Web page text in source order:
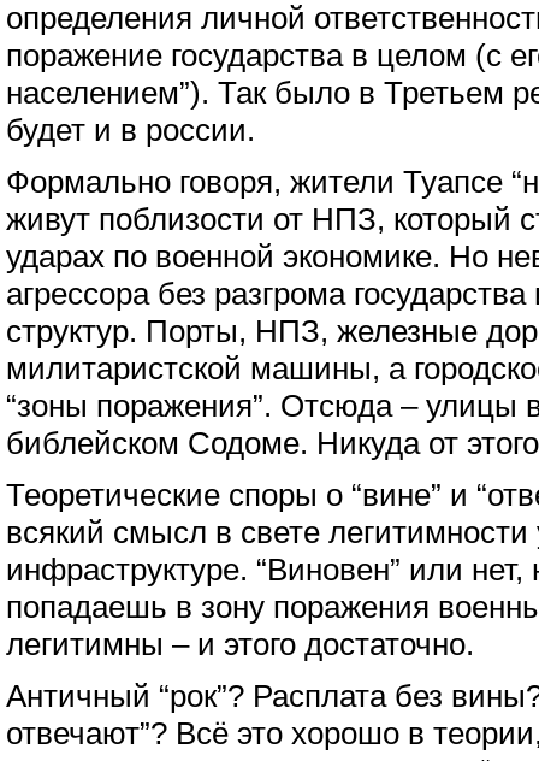
определения личной
поражение государства в целом (с
населением”). Так было в Третьем
будет и в россии.
Формально говоря, жители Туапсе
живут поблизости от НПЗ, который
ударах по военной экономике. Но
агрессора без разгрома
структур. Порты, НПЗ, железные
милитаристской машины, а
“зоны поражения”. Отсюда – улицы
библейском Содоме. Никуда от
Теоретические споры о “вине” и
всякий смысл в свете легитимности
инфраструктуре. “Виновен” или
попадаешь в зону поражения
легитимны – и этого достаточно.
Античный “рок”? Расплата без
отвечают”? Всё это хорошо в